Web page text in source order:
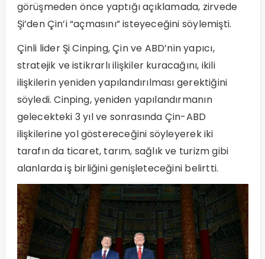
görüşmeden önce yaptığı açıklamada, zirvede
Şi’den Çin’i “açmasını” isteyeceğini söylemişti.
Çinli lider Şi Cinping, Çin ve ABD’nin yapıcı,
stratejik ve istikrarlı ilişkiler kuracağını, ikili
ilişkilerin yeniden yapılandırılması gerektiğini
söyledi. Cinping, yeniden yapılandırmanın
gelecekteki 3 yıl ve sonrasında Çin-ABD
ilişkilerine yol göstereceğini söyleyerek iki
tarafın da ticaret, tarım, sağlık ve turizm gibi
alanlarda iş birliğini genişleteceğini belirtti.